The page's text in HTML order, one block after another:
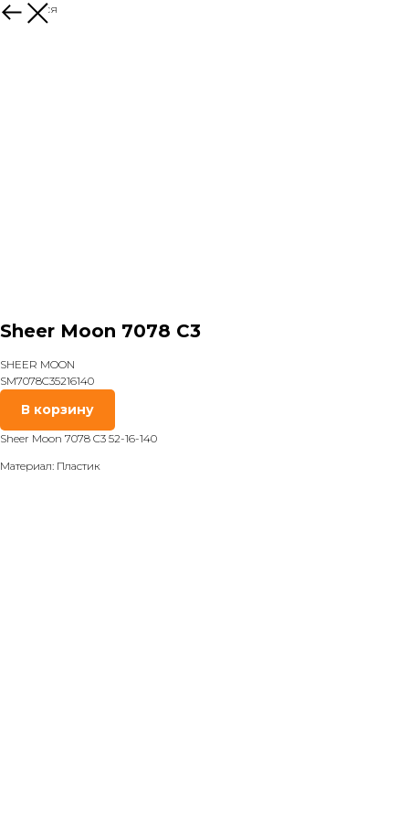
Вернуться
Sheer Moon 7078 C3
SHEER MOON
SM7078C35216140
В корзину
Sheer Moon 7078 C3 52-16-140
Материал: Пластик